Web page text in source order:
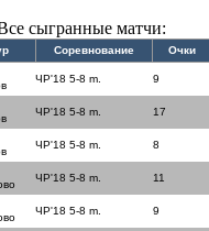
сыгранные матчи:
Соревнование Очки
ЧР'18 5-8 m. 9
ЧР'18 5-8 m. 17
ЧР'18 5-8 m. 8
ЧР'18 5-8 m. 11
ЧР'18 5-8 m. 9